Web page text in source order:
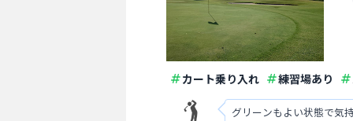
カート乗り入れ 練習場あり
グリーンもよい状態で気